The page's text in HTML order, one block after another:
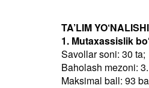
TA’LIM
1. Mutaxassislik
Savollar soni: 30 ta;
Baholash mezoni:
Maksimal ball: 93